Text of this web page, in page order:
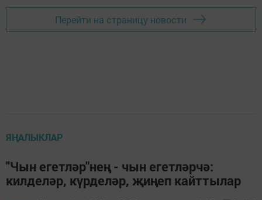
Перейти на страницу новости
ЯҢАЛЫКЛАР
"Чын егетләр"нең - чын егетләрчә:
килделәр, күрделәр, җиңеп кайттылар